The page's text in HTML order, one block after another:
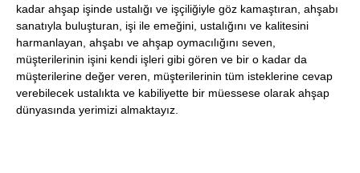
kadar ahşap işinde ustalığı ve işçiliğiyle göz kamaştıran, ahşabı
sanatıyla buluşturan, işi ile emeğini, ustalığını ve kalitesini
harmanlayan, ahşabı ve ahşap oymacılığını seven,
müşterilerinin işini kendi işleri gibi gören ve bir o kadar da
müşterilerine değer veren, müşterilerinin tüm isteklerine cevap
verebilecek ustalıkta ve kabiliyette bir müessese olarak ahşap
dünyasında yerimizi almaktayız.